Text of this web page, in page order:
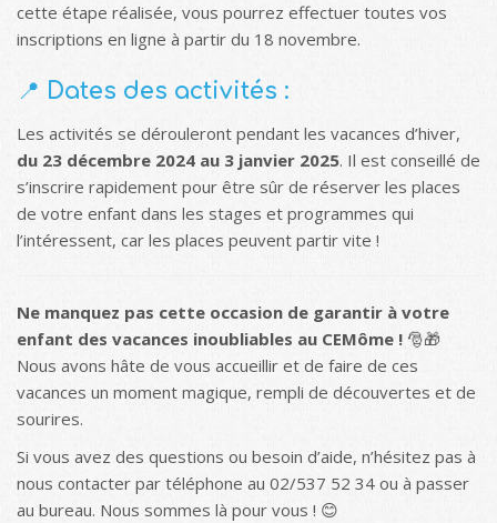
cette étape réalisée, vous pourrez effectuer toutes vos
inscriptions en ligne à partir du 18 novembre.
📍 Dates des activités :
Les activités se dérouleront pendant les vacances d’hiver,
du 23 décembre 2024 au 3 janvier 2025. Il est conseillé de
s’inscrire rapidement pour être sûr de réserver les places
de votre enfant dans les stages et programmes qui
l’intéressent, car les places peuvent partir vite !
Ne manquez pas cette occasion de garantir à votre
enfant des vacances inoubliables au CEMôme ! 🎅🎁
Nous avons hâte de vous accueillir et de faire de ces
vacances un moment magique, rempli de découvertes et de
sourires.
Si vous avez des questions ou besoin d’aide, n’hésitez pas à
nous contacter par téléphone au 02/537 52 34 ou à passer
au bureau. Nous sommes là pour vous ! 😊